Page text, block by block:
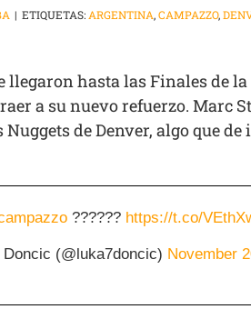
| ETIQUETAS:ARGENTINA,CAMPAZZO,
llegaron hasta las Finales de
a su nuevo refuerzo. Marc
de Denver, algo que
?????? https://t.co/
(@luka7doncic) November